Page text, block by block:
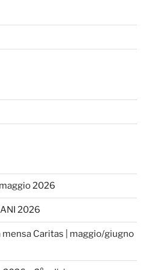
2026
2026
Caritas | maggio/giugno